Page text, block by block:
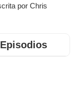
por Chris